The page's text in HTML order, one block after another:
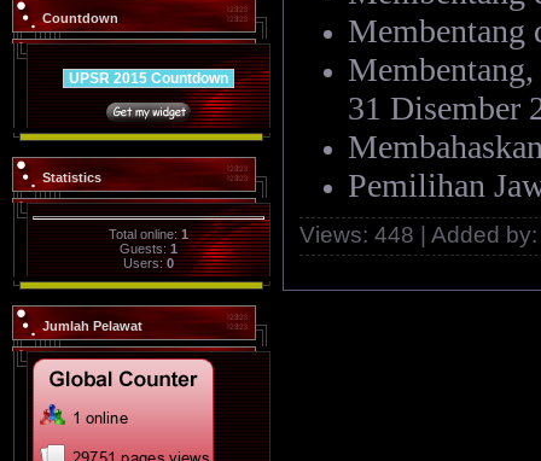
Countdown
UPSR 2015 Countdown
Statistics
Total online:1
Guests:1
Users:0
Jumlah Pelawat
Membentang
31 Disember
Pemilihan
Views: 448 Added by: